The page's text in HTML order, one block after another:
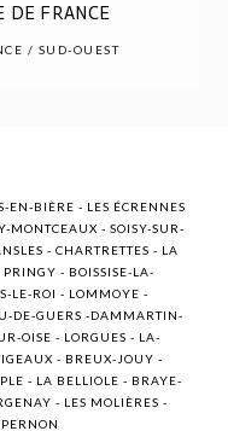
FRANCE
/ SUD-OUEST
EN-BIÈRE - LES ÉCRENNES
MONTCEAUX - SOISY-SUR-
- CHARTRETTES - LA
- BOISSISE-LA-
LE-ROI - LOMMOYE -
DE-GUERS -DAMMARTIN-
OISE - LORGUES - LA-
- BREUX-JOUY -
- LA BELLIOLE - BRAYE-
- LES MOLIÈRES -